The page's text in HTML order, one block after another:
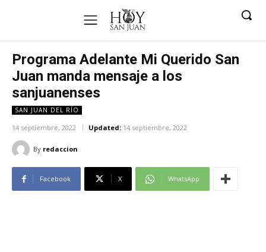
Programa Adelante Mi Querido San
Juan manda mensaje a los
sanjuanenses
SAN JUAN DEL RÍO
14 septiembre, 2022 Updated: 14 septiembre, 2022
By redaccion
Facebook X WhatsApp